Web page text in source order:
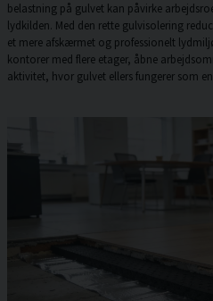
belastning på gulvet kan påvirke
lydkilden. Med den rette gulvisolering
et mere afskærmet og professionelt
kontorer med flere etager, åbne
aktivitet, hvor gulvet ellers fungerer som